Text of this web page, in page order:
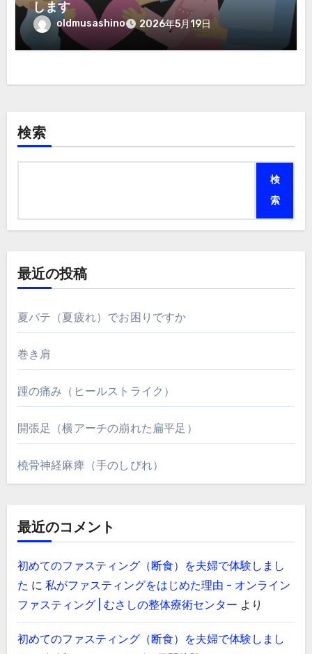
します
oldmusashino 2026年5月19日
検索
検
索
最近の投稿
夏バテ（夏疲れ）でお困りですか
巻き肩
踵の痛み（ヒールストライク）
開張足（横アーチの崩れた扁平足）
橈骨神経麻痺（手のしびれ）
最近のコメント
初めてのファスティング（断食）を夫婦で体験しまし
た に 私がファスティングをはじめた理由 - オンライン
ファスティング | むさしの整体療術センター より
初めてのファスティング（断食）を夫婦で体験しまし